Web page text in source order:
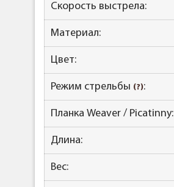
Скорость выстрела:
Материал:
Цвет:
Режим стрельбы (?):
Планка Weaver / Picatinny:
Длина:
Вес: